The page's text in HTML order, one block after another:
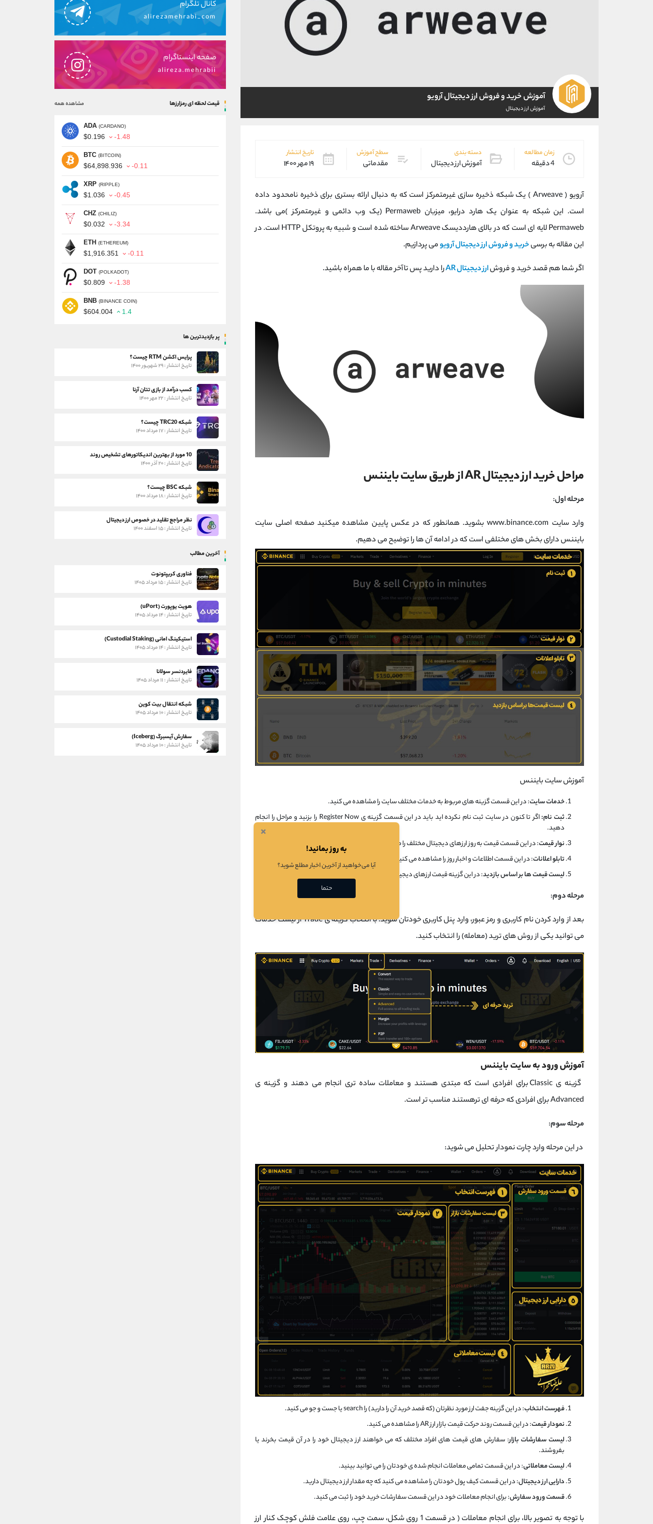
آموزش خرید و فروش ارز دیجیتال آرویو
آموزش ارز دیجیتال
زمان مطالعه
4 دقیقه
دسته بندی
آموزش ارز دیجیتال
سطح آموزش
مقدماتی
تاریخ انتشار
۱۹ مهر ۱۴۰۰
آرویو ( Arweave ) یک شبکه ذخیره سازی غیرمتمرکز است که به دنبال ارائه بستری برای ذخیره نامحدود داده
است. این شبکه به عنوان یک هارد درایو، میزبان Permaweb (یک وب دائمی و غیرمتمرکز )می باشد.
Permaweb لایه ای است که در بالای هارددیسک Arweave ساخته شده است و شبیه به پروتکل HTTP است. در
این مقاله به برسیخرید و فروش ارز دیجیتال آرویومی پردازیم.
اگر شما هم قصد خرید و فروشارز دیجیتال AR را دارید پس تاآخر مقاله با ما همراه باشید.
مراحل خرید ارز دیجیتال AR از طریق سایت بایننس
مرحله اول:
وارد سایت www.binance.com بشوید. همانطور که در عکس پایین مشاهده میکنید صفحه اصلی سایت
بایننس دارای بخش های مختلفی است که در ادامه آن ها را توضیح می دهیم.
آموزش سایت بایننس
خدمات سایت: در این قسمت گزینه های مربوط به خدمات مختلف سایت را مشاهده می کنید.
ثبت نام:
اگر تا کنون در سایت ثبت نام نکرده اید باید در این قسمت گزینه ی Register Now را بزنید و مراحل را انجام
دهید.
نوار قیمت: در این قسمت قیمت به روز ارزهای دیجیتال مختلف را مشاهده می کنید.
تابلو اعلانات: در این قسمت اطلاعات و اخبار روز را مشاهده می کنید.
لیست قیمت ها بر اساس بازدید: در این گزینه قیمت ارزهای دیجیتال پر بازدید صرافی را مشاهده می کنید
مرحله دوم:
بعد از وارد کردن نام کاربری و رمز عبور، وارد پنل کاربری خودتان شوید. با انتخاب گزینه ی Trade از لیست خدمات
می توانید یکی از روش های ترید (معامله) را انتخاب کنید.
آموزش ورود به سایت بایننس
گزینه ی Classic برای افرادی است که مبتدی هستند و معاملات ساده تری انجام می دهند و گزینه ی
Advanced برای افرادی که حرفه ای ترهستند مناسب تر است.
مرحله سوم:
در این مرحله وارد چارت نمودار تحلیل می شوید:
فهرست انتخاب: در این گزینه جفت ارز مورد نظرتان (که قصد خرید آن را دارید) را search یا جست و جو می کنید.
نمودار قیمت: در این قسمت روند حرکت قیمت بازار ارز AR را مشاهده می کنید.
لیست سفارشات بازار: سفارش های قیمت های افراد مختلف که می خواهند ارز دیجیتال خود را در آن قیمت بخرند یا
بفروشند.
لیست معاملاتی: در این قسمت تمامی معاملات انجام شده ی خودتان را می توانید بینید.
دارایی ارز دیجیتال: در این قسمت کیف پول خودتان را مشاهده می کنید که چه مقدار ارز دیجیتال دارید.
قسمت ورود سفارش: برای انجام معاملات خود در این قسمت سفارشات خرید خود را ثبت می کنید.
با توجه به تصویر بالا، برای انجام معاملات ( در قسمت 1 روی شکل، سمت چپ، روی علامت فلش کوچک کنار ارز
کانال تلگرام
alirezamehrabi_com
صفحه اینستاگرام
alireza.mehrabii
قیمت لحظه ای رمزارزها مشاهده همه
ADA (CARDANO)
$0.196 -1.48
BTC (BITCOIN)
$64,898.936 -0.11
XRP (RIPPLE)
$1.036 -0.45
CHZ (CHILIZ)
$0.032 -3.34
ETH (ETHEREUM)
$1,916.351 -0.11
DOT (POLKADOT)
$0.809 -1.38
BNB (BINANCE COIN)
$604.004 1.4
پر بازدیدترین ها
پرایس اکشن RTM چیست؟
تاریخ انتشار : ۲۹ شهریور ۱۴۰۰
کسب درآمد از بازی تتان آرنا
تاریخ انتشار : ۲۲ مهر ۱۴۰۰
شبکه TRC20 چیست؟
تاریخ انتشار : ۱۷ مرداد ۱۴۰۰
10 مورد از بهترین اندیکاتورهای تشخیص روند
تاریخ انتشار : ۲۰ آذر ۱۴۰۰
شبکه BSC چیست؟
تاریخ انتشار : ۱۸ مرداد ۱۴۰۰
نظر مراجع تقلید در خصوص ارز دیجیتال
تاریخ انتشار : ۱۵ اسفند ۱۴۰۰
آخرین مطالب
فناوری کریپتونوت
تاریخ انتشار : ۱۵ مرداد ۱۴۰۵
هویت یوپورت (uPort)
تاریخ انتشار : ۱۴ مرداد ۱۴۰۵
استیکینگ امانی (Custodial Staking)
تاریخ انتشار : ۱۴ مرداد ۱۴۰۵
فایردنسر سولانا
تاریخ انتشار : ۱۱ مرداد ۱۴۰۵
شبکه انتقال بیت کوین
تاریخ انتشار : ۱۰ مرداد ۱۴۰۵
سفارش آیسبرگ (Iceberg)
تاریخ انتشار : ۱۰ مرداد ۱۴۰۵
×
به روز بمانید!
آیا می‌خواهید از آخرین اخبار مطلع شوید؟
حتما